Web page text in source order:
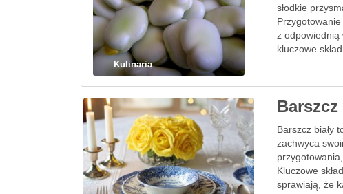
Kulinaria
słodkie
z odpowiednią
kluczowe
Barszcz biały
zachwyca
Kluczowe
sprawiają, że